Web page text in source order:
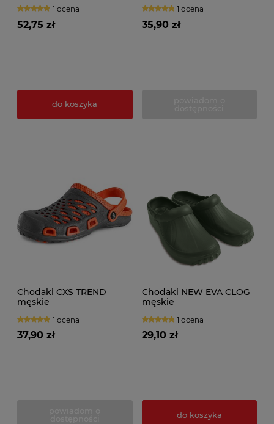
1 ocena
52,75 zł
do koszyka
1 ocena
35,90 zł
Chodaki CXS TREND
męskie
1 ocena
37,90 zł
Chodaki NEW EVA CLOG
męskie
1 ocena
29,10 zł
do koszyka